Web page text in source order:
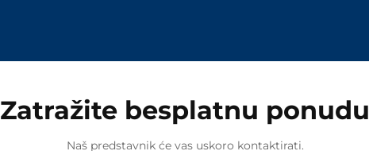
Zatražite besplatnu ponudu
Naš predstavnik će vas uskoro kontaktirati.